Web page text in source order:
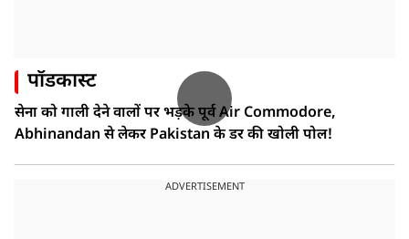
पॉडकास्ट
सेना को गाली देने वालों पर भड़के पूर्व Air Commodore,
Abhinandan से लेकर Pakistan के डर की खोली पोल!
ADVERTISEMENT